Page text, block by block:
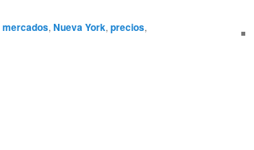
mercados, Nueva York, precios,